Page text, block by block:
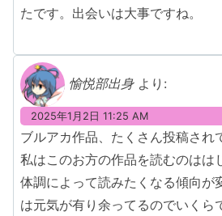
たです。出会いは大事ですね。
愉悦部出身 より:
2025年1月2日 11:25 AM
ブルアカ作品、たくさん投稿され
私はこのお方の作品を読むのはは
体調によって読みたくなる傾向が
は元気が有り余ってるのでいくら